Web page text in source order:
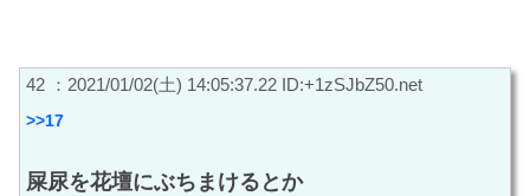
42 ：2021/01/02(土) 14:05:37.22 ID:+1zSJbZ50.net
>>17
屎尿を花壇にぶちまけるとか